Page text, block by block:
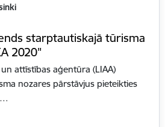
starptautiskajā tūrisma
2020"
attīstības aģentūra (LIAA)
nozares pārstāvjus pieteikties